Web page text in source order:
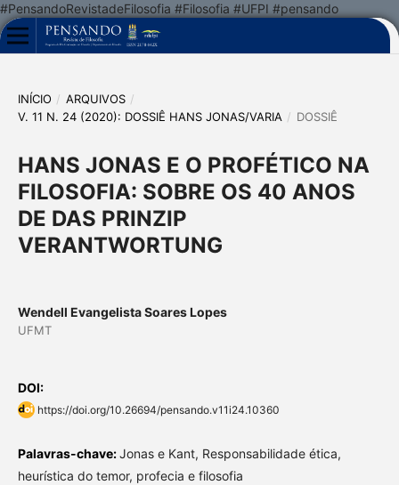
#PensandoRevistadeFilosofia #Filosofia #UFPI #pensando
INÍCIO / ARQUIVOS /
V. 11 N. 24 (2020): DOSSIÊ HANS JONAS/VARIA / DOSSIÊ
HANS JONAS E O PROFÉTICO NA
FILOSOFIA: SOBRE OS 40 ANOS
DE DAS PRINZIP
VERANTWORTUNG
Wendell Evangelista Soares Lopes
UFMT
DOI:
https://doi.org/10.26694/pensando.v11i24.10360
Palavras-chave:Jonas e Kant, Responsabilidade ética,
heurística do temor, profecia e filosofia